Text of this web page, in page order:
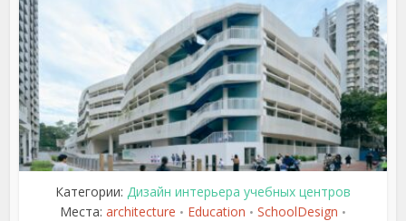
Категории: Дизайн интерьера учебных центров
Места: architecture • Education • SchoolDesign •